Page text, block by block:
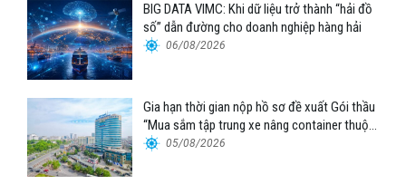
BIG DATA VIMC: Khi dữ liệu trở thành “hải đồ
số” dẫn đường cho doanh nghiệp hàng hải
06/08/2026
Gia hạn thời gian nộp hồ sơ đề xuất Gói thầu
“Mua sắm tập trung xe nâng container thuộc
Tổng công ty Hàng hải Việt Nam – CTCP”
05/08/2026